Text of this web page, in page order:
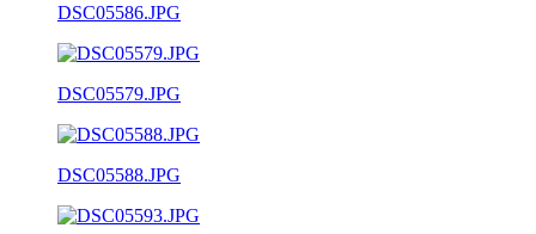
DSC05586.JPG
DSC05579.JPG
DSC05588.JPG